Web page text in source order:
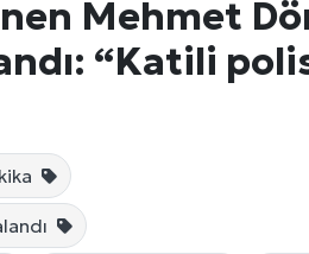
Mehmet
“Katili